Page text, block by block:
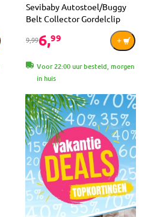
Sevibaby Autostoel/Buggy
Belt Collector Gordelclip
9,996,99
Voor 22:00 uur besteld, morgen
in huis